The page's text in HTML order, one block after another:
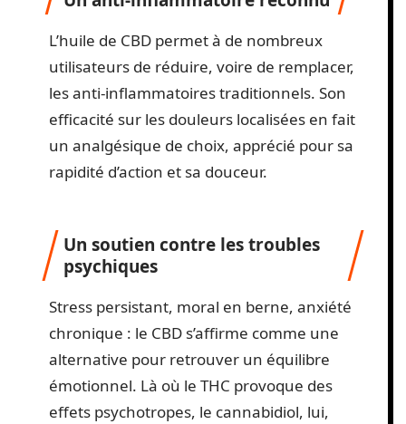
L’huile de CBD permet à de nombreux
utilisateurs de réduire, voire de remplacer,
les anti-inflammatoires traditionnels. Son
efficacité sur les douleurs localisées en fait
un analgésique de choix, apprécié pour sa
rapidité d’action et sa douceur.
Un soutien contre les troubles
psychiques
Stress persistant, moral en berne, anxiété
chronique : le CBD s’affirme comme une
alternative pour retrouver un équilibre
émotionnel. Là où le THC provoque des
effets psychotropes, le cannabidiol, lui,